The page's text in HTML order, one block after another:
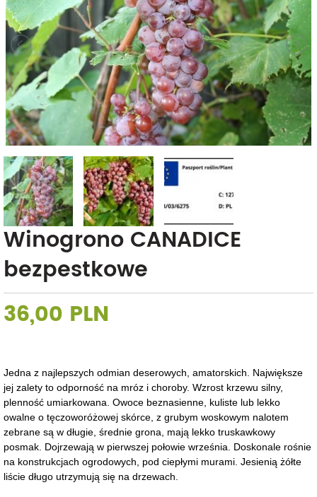
Winogrono CANADICE
bezpestkowe
36,00 PLN
Jedna z najlepszych odmian deserowych, amatorskich. Największe
jej zalety to odporność na mróz i choroby. Wzrost krzewu silny,
plenność umiarkowana. Owoce beznasienne, kuliste lub lekko
owalne o tęczoworóżowej skórce, z grubym woskowym nalotem
zebrane są w długie, średnie grona, mają lekko truskawkowy
posmak. Dojrzewają w pierwszej połowie września. Doskonale rośnie
na konstrukcjach ogrodowych, pod ciepłymi murami. Jesienią żółte
liście długo utrzymują się na drzewach.